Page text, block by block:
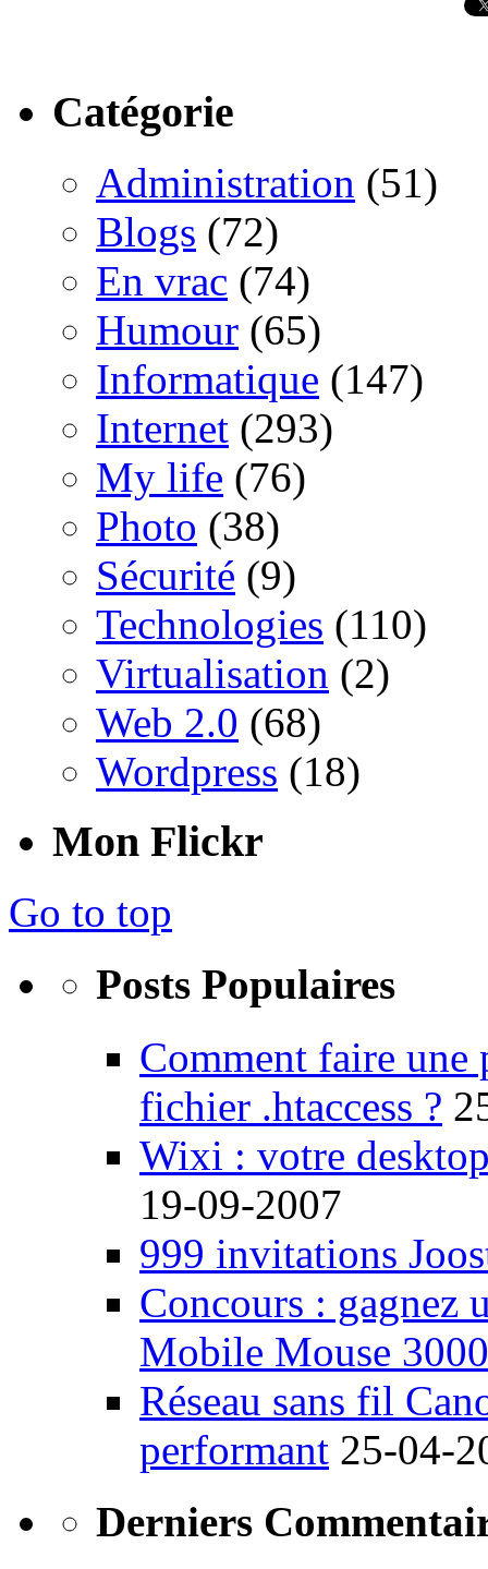
Catégorie
Administration (51)
Blogs (72)
En vrac (74)
Humour (65)
Informatique (147)
Internet (293)
My life (76)
Photo (38)
Sécurité (9)
Technologies (110)
Virtualisation (2)
Web 2.0 (68)
Wordpress (18)
Mon Flickr
Go to top
Posts Populaires
Comment faire une
fichier .htaccess ?
Wixi : votre
19-09-2007
999 invitations
Concours : gagnez
Mobile Mouse 3000
Réseau sans fil
performant 25-04-
Derniers